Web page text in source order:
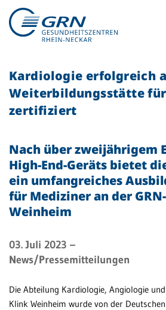
GRN
Der Verbund
Medizinische
Fachzentren
Themenseiten
Veranstaltungen
Patientenportal
Kardiologie erfolgreich
Weiterbildungsstätte für
zertifiziert
Nach über zweijährigem
High-End-Geräts bietet
ein umfangreiches
für Mediziner an der
Weinheim
03. Juli 2023 –
News/Pressemitteilungen
Die Abteilung Kardiologie, Angiologie
Klink Weinheim wurde von der